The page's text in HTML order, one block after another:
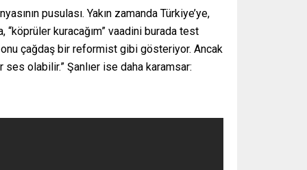
pusulası. Yakın zamanda Türkiye’ye,
kuracağım” vaadini burada test
onu çağdaş bir reformist gibi gösteriyor. Ancak
olabilir.” Şanlıer ise daha karamsar: